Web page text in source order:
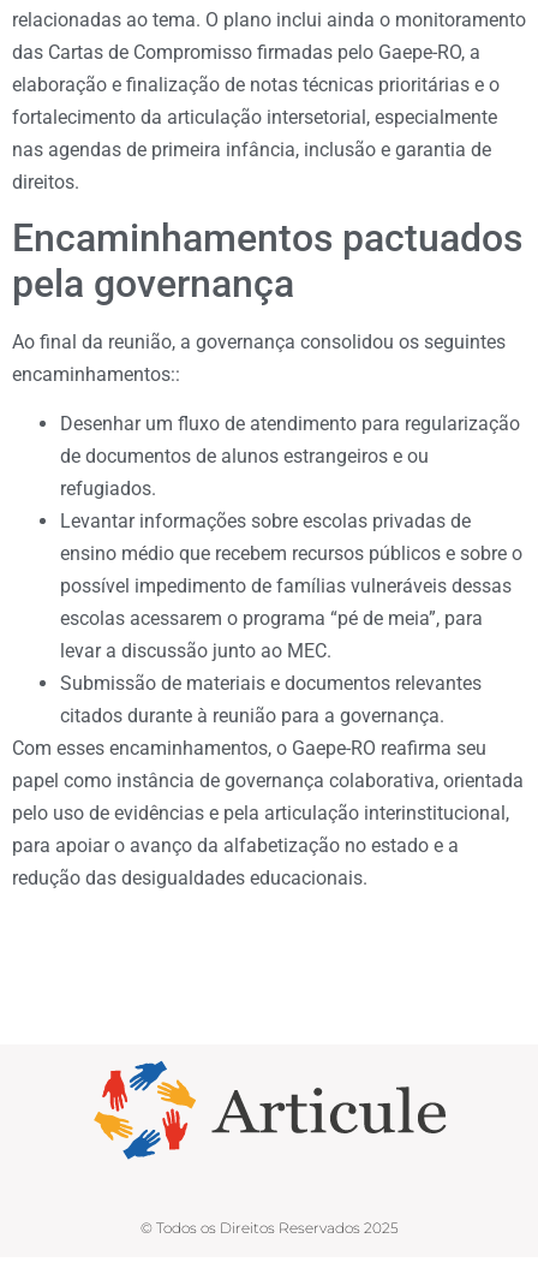
relacionadas ao tema. O plano inclui ainda o monitoramento
das Cartas de Compromisso firmadas pelo Gaepe-RO, a
elaboração e finalização de notas técnicas prioritárias e o
fortalecimento da articulação intersetorial, especialmente
nas agendas de primeira infância, inclusão e garantia de
direitos.
Encaminhamentos pactuados
pela governança
Ao final da reunião, a governança consolidou os seguintes
encaminhamentos::
Desenhar um fluxo de atendimento para regularização
de documentos de alunos estrangeiros e ou
refugiados.
Levantar informações sobre escolas privadas de
ensino médio que recebem recursos públicos e sobre o
possível impedimento de famílias vulneráveis dessas
escolas acessarem o programa “pé de meia”, para
levar a discussão junto ao MEC.
Submissão de materiais e documentos relevantes
citados durante à reunião para a governança.
Com esses encaminhamentos, o Gaepe-RO reafirma seu
papel como instância de governança colaborativa, orientada
pelo uso de evidências e pela articulação interinstitucional,
para apoiar o avanço da alfabetização no estado e a
redução das desigualdades educacionais.
© Todos os Direitos Reservados 2025